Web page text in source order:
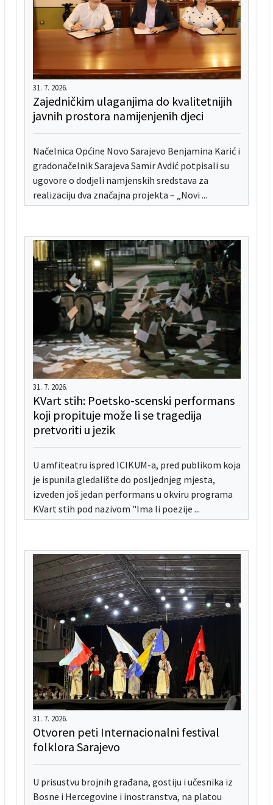
31. 7. 2026.
Zajedničkim ulaganjima do kvalitetnijih
javnih prostora namijenjenih djeci
Načelnica Općine Novo Sarajevo Benjamina Karić i
gradonačelnik Sarajeva Samir Avdić potpisali su
ugovore o dodjeli namjenskih sredstava za
realizaciju dva značajna projekta – „Novi ...
31. 7. 2026.
KVart stih: Poetsko-scenski performans
koji propituje može li se tragedija
pretvoriti u jezik
U amfiteatru ispred ICIKUM-a, pred publikom koja
je ispunila gledalište do posljednjeg mjesta,
izveden još jedan performans u okviru programa
KVart stih pod nazivom "Ima li poezije ...
31. 7. 2026.
Otvoren peti Internacionalni festival
folklora Sarajevo
U prisustvu brojnih građana, gostiju i učesnika iz
Bosne i Hercegovine i inostranstva, na platou